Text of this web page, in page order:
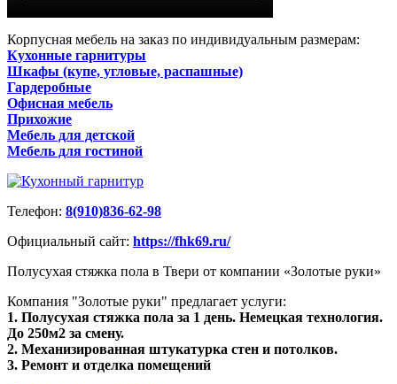
Корпусная мебель на заказ по индивидуальным размерам:
Кухонные гарнитуры
Шкафы (купе, угловые, распашные)
Гардеробные
Офисная мебель
Прихожие
Мебель для детской
Мебель для гостиной
Телефон: 8(910)836-62-98
Официальный сайт: https://fhk69.ru/
Полусухая стяжка пола в Твери от компании «Золотые руки»
Компания "Золотые руки" предлагает услуги:
1. Полусухая стяжка пола за 1 день. Немецкая технология.
До 250м2 за смену.
2. Механизированная штукатурка стен и потолков.
3. Ремонт и отделка помещений